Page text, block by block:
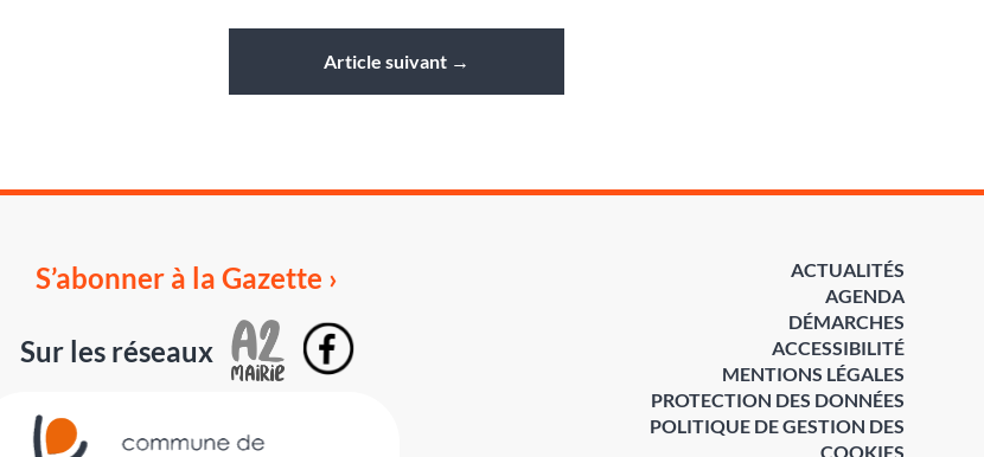
Article suivant→
S’abonner à la Gazette ›
Sur les réseaux
ACTUALITÉS
AGENDA
DÉMARCHES
ACCESSIBILITÉ
MENTIONS LÉGALES
PROTECTION DES DONNÉES
POLITIQUE DE GESTION DES
COOKIES